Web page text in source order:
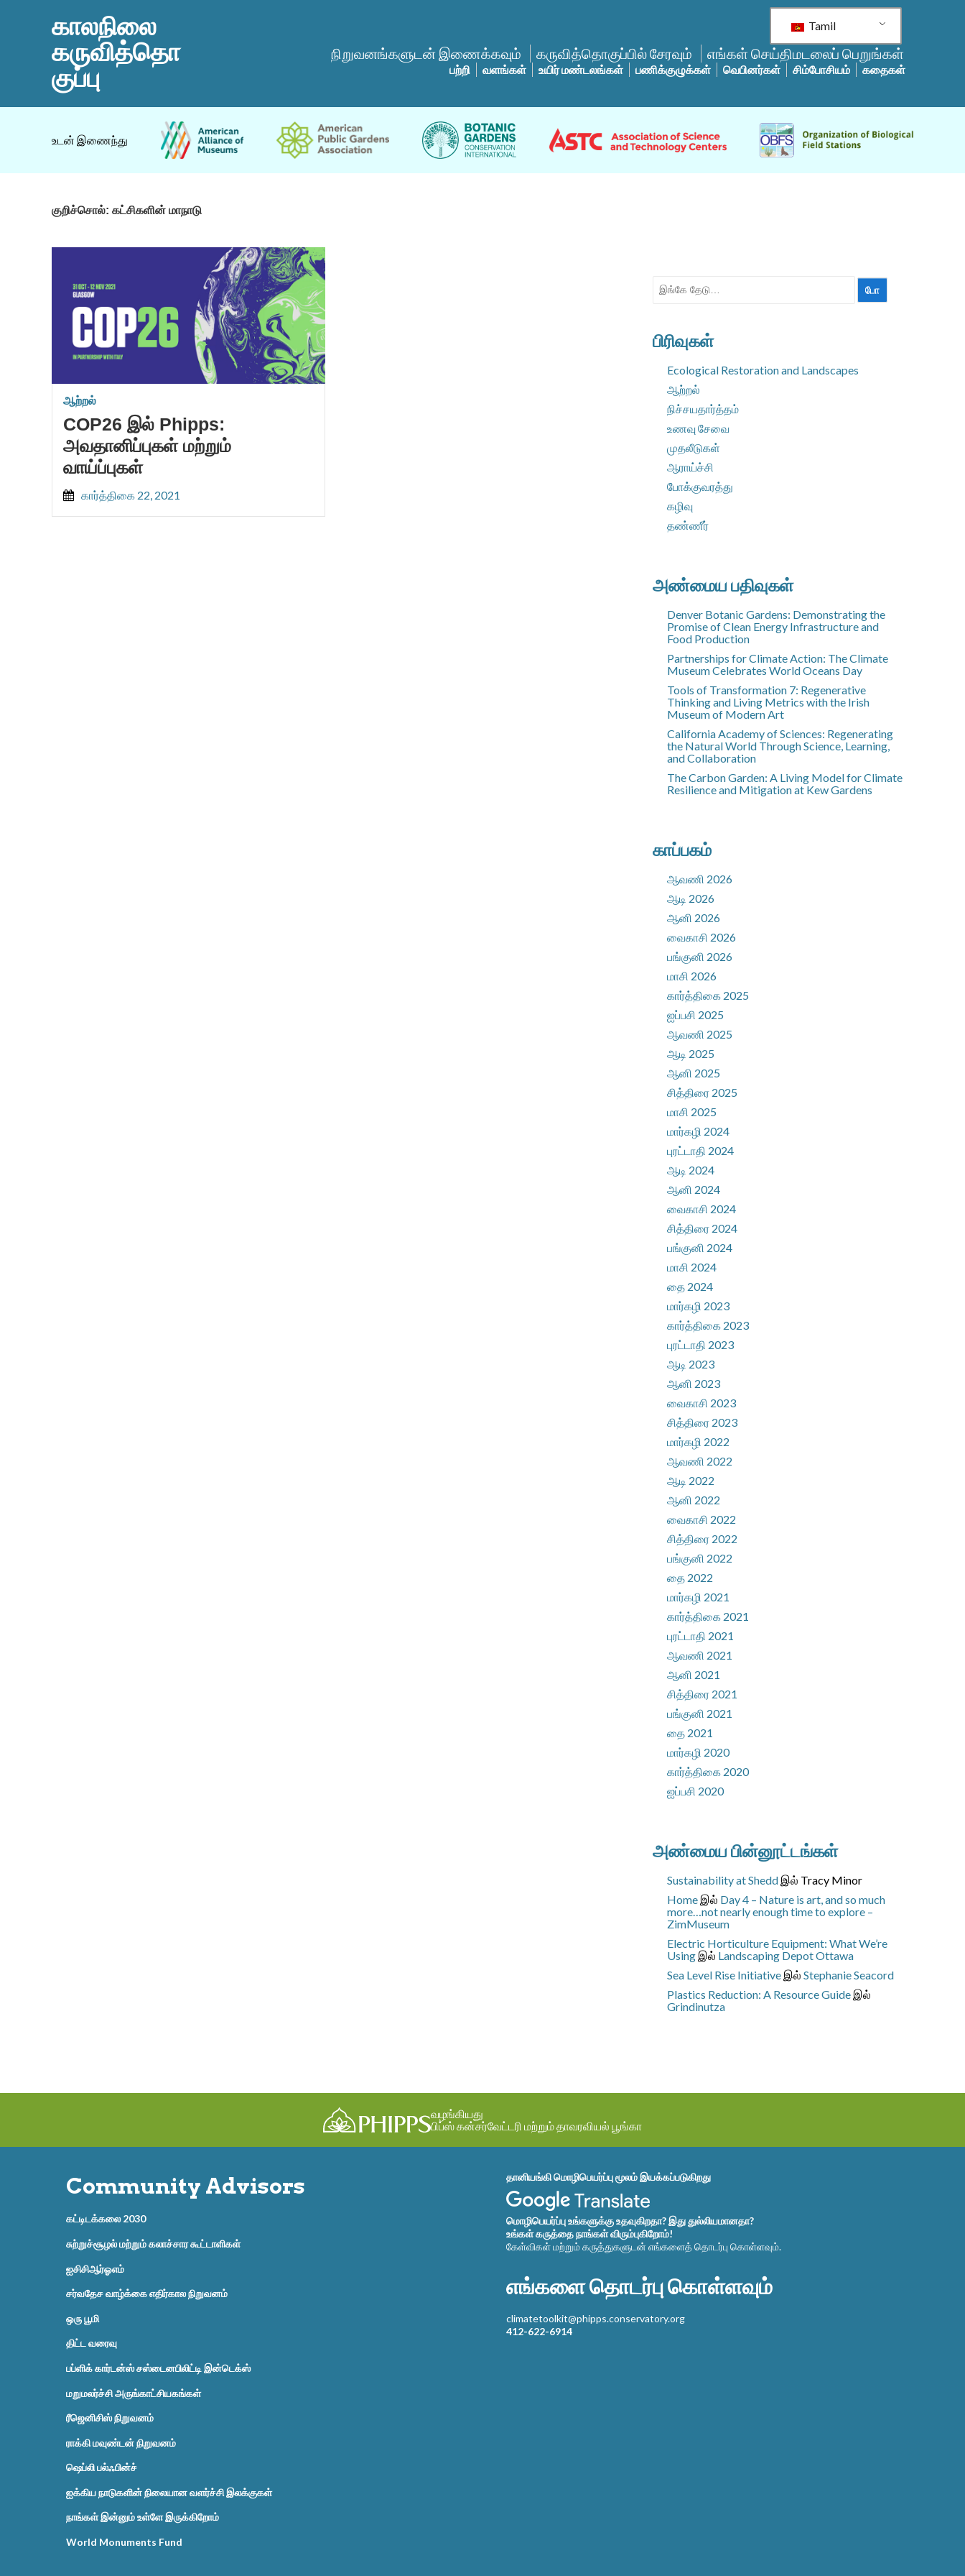
காலநிலை
கருவித்தொ
குப்பு
Tamil
நிறுவனங்களுடன் இணைக்கவும் கருவித்தொகுப்பில் சேரவும் எங்கள் செய்திமடலைப் பெறுங்கள்
பற்றி வளங்கள் உயிர் மண்டலங்கள் பணிக்குழுக்கள் வெபினர்கள் சிம்போசியம் கதைகள்
உடன் இணைந்து
குறிச்சொல்: கட்சிகளின் மாநாடு
ஆற்றல்
COP26 இல் Phipps:
அவதானிப்புகள் மற்றும்
வாய்ப்புகள்
கார்த்திகை 22, 2021
தேட:
பிரிவுகள்
Ecological Restoration and Landscapes
ஆற்றல்
நிச்சயதார்த்தம்
உணவு சேவை
முதலீடுகள்
ஆராய்ச்சி
போக்குவரத்து
கழிவு
தண்ணீர்
அண்மைய பதிவுகள்
Denver Botanic Gardens: Demonstrating the
Promise of Clean Energy Infrastructure and
Food Production
Partnerships for Climate Action: The Climate
Museum Celebrates World Oceans Day
Tools of Transformation 7: Regenerative
Thinking and Living Metrics with the Irish
Museum of Modern Art
California Academy of Sciences: Regenerating
the Natural World Through Science, Learning,
and Collaboration
The Carbon Garden: A Living Model for Climate
Resilience and Mitigation at Kew Gardens
காப்பகம்
ஆவணி 2026
ஆடி 2026
ஆனி 2026
வைகாசி 2026
பங்குனி 2026
மாசி 2026
கார்த்திகை 2025
ஐப்பசி 2025
ஆவணி 2025
ஆடி 2025
ஆனி 2025
சித்திரை 2025
மாசி 2025
மார்கழி 2024
புரட்டாதி 2024
ஆடி 2024
ஆனி 2024
வைகாசி 2024
சித்திரை 2024
பங்குனி 2024
மாசி 2024
தை 2024
மார்கழி 2023
கார்த்திகை 2023
புரட்டாதி 2023
ஆடி 2023
ஆனி 2023
வைகாசி 2023
சித்திரை 2023
மார்கழி 2022
ஆவணி 2022
ஆடி 2022
ஆனி 2022
வைகாசி 2022
சித்திரை 2022
பங்குனி 2022
தை 2022
மார்கழி 2021
கார்த்திகை 2021
புரட்டாதி 2021
ஆவணி 2021
ஆனி 2021
சித்திரை 2021
பங்குனி 2021
தை 2021
மார்கழி 2020
கார்த்திகை 2020
ஐப்பசி 2020
அண்மைய பின்னூட்டங்கள்
Sustainability at Shedd இல் Tracy Minor
Home இல் Day 4 – Nature is art, and so much
more…not nearly enough time to explore –
ZimMuseum
Electric Horticulture Equipment: What We’re
Using இல் Landscaping Depot Ottawa
Sea Level Rise Initiative இல்Stephanie Seacord
Plastics Reduction: A Resource Guide இல்
Grindinutza
வழங்கியது
பிப்ஸ் கன்சர்வேட்டரி மற்றும் தாவரவியல் பூங்கா
Community Advisors
கட்டிடக்கலை 2030
சுற்றுச்சூழல் மற்றும் கலாச்சார கூட்டாளிகள்
ஐசிசிஆர்ஓஎம்
சர்வதேச வாழ்க்கை எதிர்கால நிறுவனம்
ஒரு பூமி
திட்ட வரைவு
பப்ளிக் கார்டன்ஸ் சஸ்டைனபிலிட்டி இன்டெக்ஸ்
மறுமலர்ச்சி அருங்காட்சியகங்கள்
ரீஜெனிசிஸ் நிறுவனம்
ராக்கி மவுண்டன் நிறுவனம்
ஷெப்லி பல்ஃபின்ச்
ஐக்கிய நாடுகளின் நிலையான வளர்ச்சி இலக்குகள்
நாங்கள் இன்னும் உள்ளே இருக்கிறோம்
World Monuments Fund
தானியங்கி மொழிபெயர்ப்பு மூலம் இயக்கப்படுகிறது
மொழிபெயர்ப்பு உங்களுக்கு உதவுகிறதா? இது துல்லியமானதா?
உங்கள் கருத்தை நாங்கள் விரும்புகிறோம்!
கேள்விகள் மற்றும் கருத்துகளுடன் எங்களைத் தொடர்பு கொள்ளவும்.
எங்களை தொடர்பு கொள்ளவும்
climatetoolkit@phipps.conservatory.org
412-622-6914